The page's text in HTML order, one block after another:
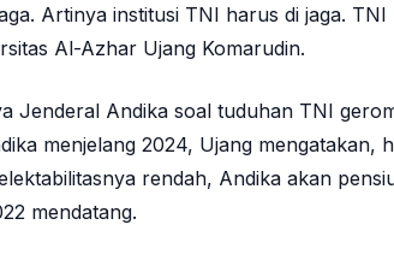
Artinya institusi TNI harus di jaga.
Al-Azhar Ujang Komarudin.
Jenderal Andika soal tuduhan TNI
menjelang 2024, Ujang mengatakan,
rendah, Andika akan
mendatang.